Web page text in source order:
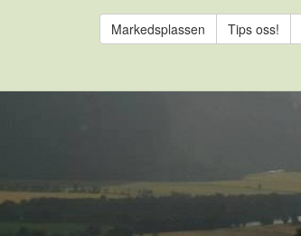
Markedsplassen Tips oss!